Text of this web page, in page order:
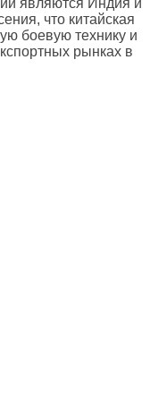
являются Индия и
что китайская
боевую технику и
рынках в